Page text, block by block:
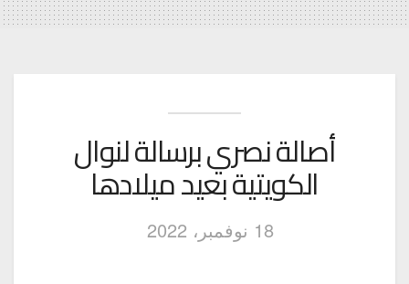
أصالة نصري برسالة لنوال
الكويتية بعيد ميلادها
18 نوفمبر، 2022